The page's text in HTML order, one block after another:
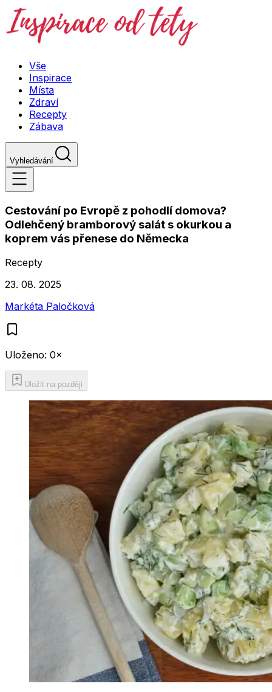
Vše
Inspirace
Místa
Zdraví
Recepty
Zábava
Vyhledávání
Cestování po Evropě z pohodlí domova?
Odlehčený bramborový salát s okurkou a
koprem vás přenese do Německa
Recepty
23. 08. 2025
Markéta Paločková
Uloženo: 0×
Uložit na později